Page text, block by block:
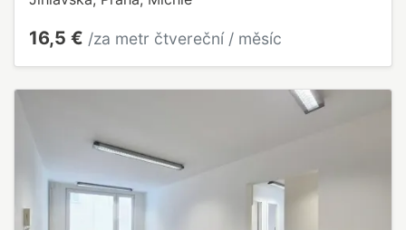
16,5 € /za metr čtvereční / měsíc